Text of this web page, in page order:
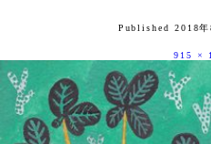
Published 2018年
915 ×
八重山諸